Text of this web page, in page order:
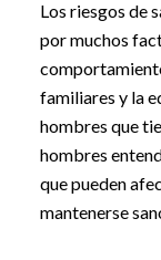
Los riesgos de
por muchos
familiares y la
hombres que
hombres
que pueden
mantenerse